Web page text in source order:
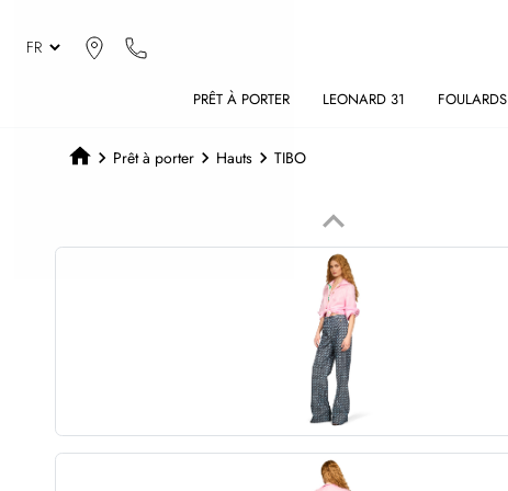
PRÊT À PORTER LEONARD 31 FOULARDS
Prêt à porter Hauts TIBO
Précédent
keyboard_arrow_up